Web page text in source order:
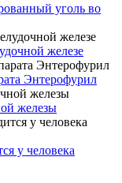
уголь во
железе
Энтерофурил
железы
у человека